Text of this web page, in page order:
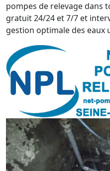
pompes de relevage dans
gratuit 24/24 et 7/7 et
gestion optimale des eaux